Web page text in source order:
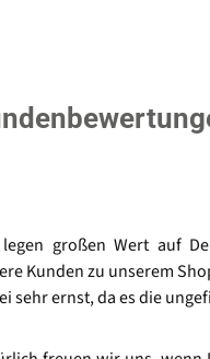
großen Wert auf
Kunden zu unserem
sehr ernst, da es die